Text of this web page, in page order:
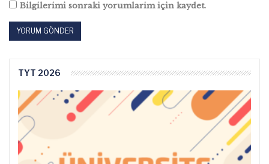
Bilgilerimi sonraki yorumlarim için kaydet.
TYT 2026